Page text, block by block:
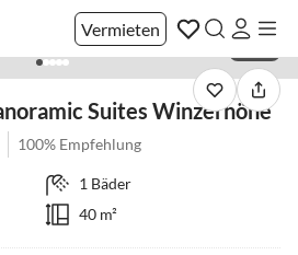
Vermieten
Suites Winzerhöhe
100% Empfehlung
1 Bäder
40 m²